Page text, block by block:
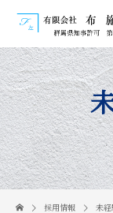
採用情報 未経